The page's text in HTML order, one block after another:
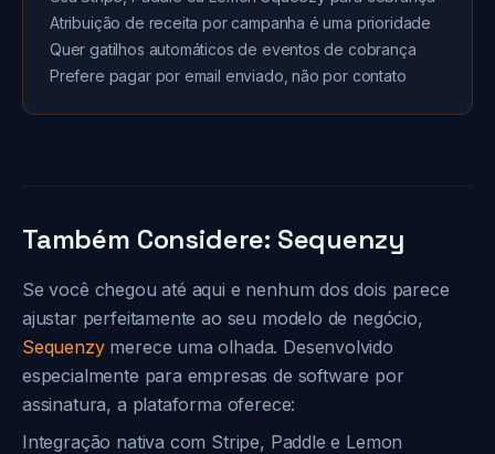
Atribuição de receita por campanha é uma prioridade
Quer gatilhos automáticos de eventos de cobrança
Prefere pagar por email enviado, não por contato
Também Considere: Sequenzy
Se você chegou até aqui e nenhum dos dois parece
ajustar perfeitamente ao seu modelo de negócio,
Sequenzymerece uma olhada. Desenvolvido
especialmente para empresas de software por
assinatura, a plataforma oferece:
Integração nativa com Stripe, Paddle e Lemon